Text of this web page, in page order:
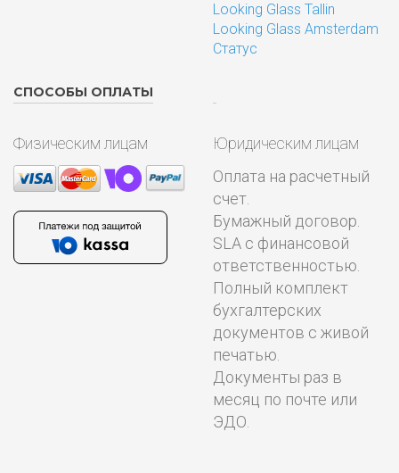
Looking Glass Tallin
Looking Glass Amsterdam
Статус
СПОСОБЫ ОПЛАТЫ
Физическим лицам
Юридическим лицам
Оплата на расчетный
счет.
Бумажный договор.
SLA с финансовой
ответственностью.
Полный комплект
бухгалтерских
документов с живой
печатью.
Документы раз в
месяц по почте или
ЭДО.